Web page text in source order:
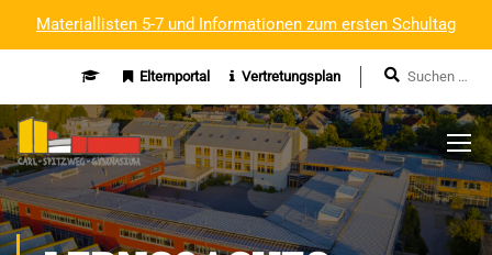
Materiallisten 5-7 und Informationen zum ersten Schultag
Elternportal Vertretungsplan